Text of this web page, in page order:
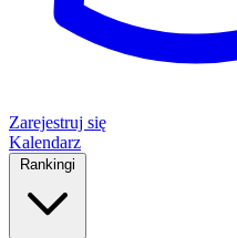
Zarejestruj się
Kalendarz
Rankingi